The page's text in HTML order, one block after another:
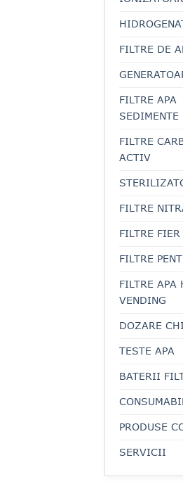
FILTRE DE
FILTRE APA
SEDIMENTE
FILTRE
ACTIV
FILTRE
FILTRE
FILTRE
FILTRE APA
VENDING
DOZARE
TESTE APA
BATERII
PRODUSE
SERVICII